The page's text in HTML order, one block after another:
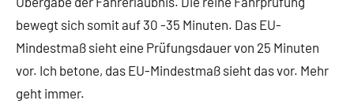
bewegt sich somit auf 30 -35 Minuten. Das EU-
Mindestmaß sieht eine Prüfungsdauer von 25 Minuten
vor. Ich betone, das EU-Mindestmaß sieht das vor. Mehr
geht immer.